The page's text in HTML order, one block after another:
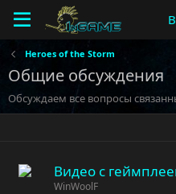
Heroes of the Storm
Общие обсуждения
Обсуждаем все вопросы
Видео с
WinWoolF